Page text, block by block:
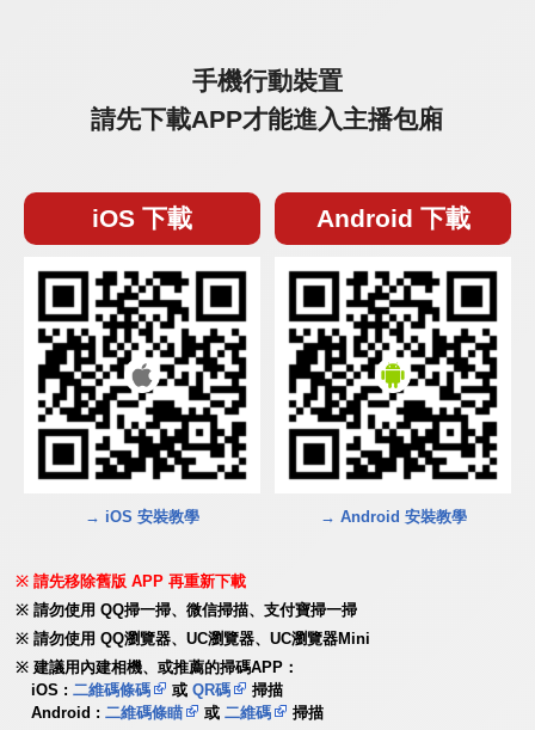
手機行動裝置
請先下載APP才能進入主播包廂
iOS 下載
→ iOS 安裝教學
Android 下載
→ Android 安裝教學
請先移除舊版 APP 再重新下載
請勿使用 QQ掃一掃、微信掃描、支付寶掃一掃
請勿使用 QQ瀏覽器、UC瀏覽器、UC瀏覽器Mini
建議用內建相機、或推薦的掃碼APP：
iOS :二維碼條碼 或QR碼
掃描
Android :二維碼條瞄 或二維碼
掃描